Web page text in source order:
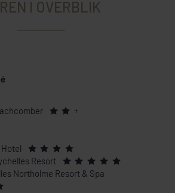
I OVERBLIK
+
Resort
Northolme Resort & Spa